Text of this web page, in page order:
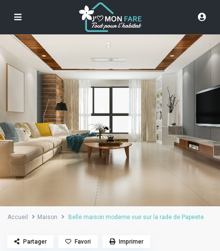
Accueil Maison Belle maison moderne vue sur la rade de Papeete
Partager Favori Imprimer